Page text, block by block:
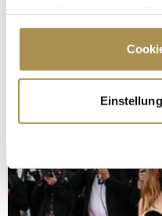
Cookie-Erklärung oder
Trigger Symbol ändern
Informationen
erfassen, welche bis
bestimmten
Erfahren Sie mehr